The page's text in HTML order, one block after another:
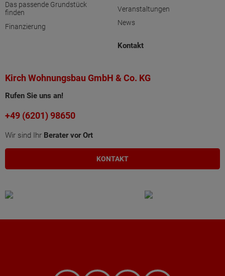
Das passende Grundstück
finden
Finanzierung
Veranstaltungen
News
Kontakt
Kirch Wohnungsbau GmbH & Co. KG
Rufen Sie uns an!
+49 (6201) 98650
Wir sind Ihr Berater vor Ort
KONTAKT